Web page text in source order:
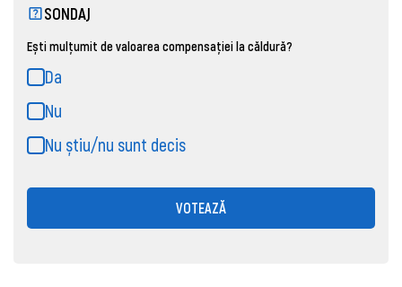
SONDAJ
Ești mulțumit de valoarea compensației la căldură?
Da
Nu
Nu știu/nu sunt decis
VOTEAZĂ